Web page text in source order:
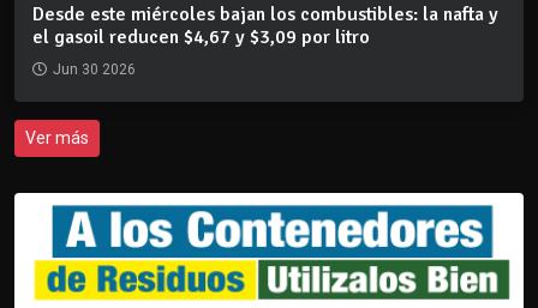
Desde este miércoles bajan los combustibles: la nafta y
el gasoil reducen $4,67 y $3,09 por litro
Jun 30 2026
Ver más